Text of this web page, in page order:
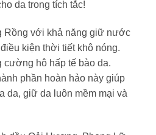
da trong tích tắc!
Rồng với khả năng giữ nước
kiện thời tiết khô nóng.
cường hô hấp tế bào da.
phần hoàn hảo này giúp
da, giữ da luôn mềm mại và